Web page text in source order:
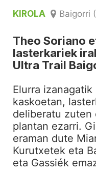
KIROLA Baigorri
Theo Soriano
lasterkariek
Ultra Trail
Elurra
kaskoetan,
deliberatu zuten
plantan ezarri.
eraman dute
Kurutxetek eta
eta Gassiék